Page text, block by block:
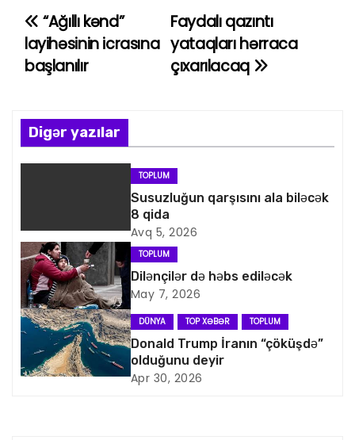
Y
a
ı
n
v
i
q
a
s
Faydalı qazıntı
yataqları hərraca
çıxarılacaq
“Ağıllı kənd”
layihəsinin icrasına
başlanılır
Digər yazılar
TOPLUM
Susuzluğun qarşısını ala biləcək
8 qida
Avq 5, 2026
TOPLUM
Dilənçilər də həbs ediləcək
May 7, 2026
DÜNYA TOP XƏBƏR TOPLUM
Donald Trump İranın “çöküşdə”
olduğunu deyir
Apr 30, 2026